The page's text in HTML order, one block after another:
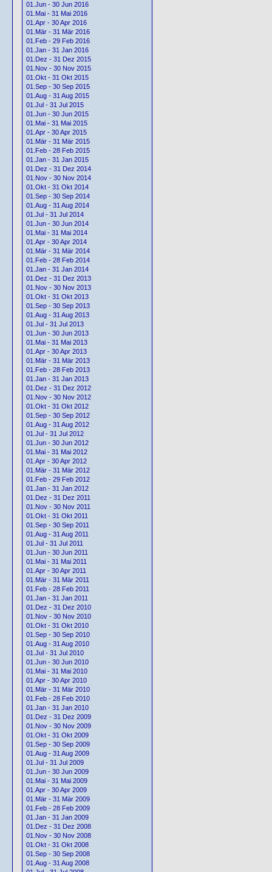
01.Jun - 30 Jun 2016
01.Mai - 31 Mai 2016
01.Apr - 30 Apr 2016
01.Mär - 31 Mär 2016
01.Feb - 29 Feb 2016
01.Jan - 31 Jan 2016
01.Dez - 31 Dez 2015
01.Nov - 30 Nov 2015
01.Okt - 31 Okt 2015
01.Sep - 30 Sep 2015
01.Aug - 31 Aug 2015
01.Jul - 31 Jul 2015
01.Jun - 30 Jun 2015
01.Mai - 31 Mai 2015
01.Apr - 30 Apr 2015
01.Mär - 31 Mär 2015
01.Feb - 28 Feb 2015
01.Jan - 31 Jan 2015
01.Dez - 31 Dez 2014
01.Nov - 30 Nov 2014
01.Okt - 31 Okt 2014
01.Sep - 30 Sep 2014
01.Aug - 31 Aug 2014
01.Jul - 31 Jul 2014
01.Jun - 30 Jun 2014
01.Mai - 31 Mai 2014
01.Apr - 30 Apr 2014
01.Mär - 31 Mär 2014
01.Feb - 28 Feb 2014
01.Jan - 31 Jan 2014
01.Dez - 31 Dez 2013
01.Nov - 30 Nov 2013
01.Okt - 31 Okt 2013
01.Sep - 30 Sep 2013
01.Aug - 31 Aug 2013
01.Jul - 31 Jul 2013
01.Jun - 30 Jun 2013
01.Mai - 31 Mai 2013
01.Apr - 30 Apr 2013
01.Mär - 31 Mär 2013
01.Feb - 28 Feb 2013
01.Jan - 31 Jan 2013
01.Dez - 31 Dez 2012
01.Nov - 30 Nov 2012
01.Okt - 31 Okt 2012
01.Sep - 30 Sep 2012
01.Aug - 31 Aug 2012
01.Jul - 31 Jul 2012
01.Jun - 30 Jun 2012
01.Mai - 31 Mai 2012
01.Apr - 30 Apr 2012
01.Mär - 31 Mär 2012
01.Feb - 29 Feb 2012
01.Jan - 31 Jan 2012
01.Dez - 31 Dez 2011
01.Nov - 30 Nov 2011
01.Okt - 31 Okt 2011
01.Sep - 30 Sep 2011
01.Aug - 31 Aug 2011
01.Jul - 31 Jul 2011
01.Jun - 30 Jun 2011
01.Mai - 31 Mai 2011
01.Apr - 30 Apr 2011
01.Mär - 31 Mär 2011
01.Feb - 28 Feb 2011
01.Jan - 31 Jan 2011
01.Dez - 31 Dez 2010
01.Nov - 30 Nov 2010
01.Okt - 31 Okt 2010
01.Sep - 30 Sep 2010
01.Aug - 31 Aug 2010
01.Jul - 31 Jul 2010
01.Jun - 30 Jun 2010
01.Mai - 31 Mai 2010
01.Apr - 30 Apr 2010
01.Mär - 31 Mär 2010
01.Feb - 28 Feb 2010
01.Jan - 31 Jan 2010
01.Dez - 31 Dez 2009
01.Nov - 30 Nov 2009
01.Okt - 31 Okt 2009
01.Sep - 30 Sep 2009
01.Aug - 31 Aug 2009
01.Jul - 31 Jul 2009
01.Jun - 30 Jun 2009
01.Mai - 31 Mai 2009
01.Apr - 30 Apr 2009
01.Mär - 31 Mär 2009
01.Feb - 28 Feb 2009
01.Jan - 31 Jan 2009
01.Dez - 31 Dez 2008
01.Nov - 30 Nov 2008
01.Okt - 31 Okt 2008
01.Sep - 30 Sep 2008
01.Aug - 31 Aug 2008